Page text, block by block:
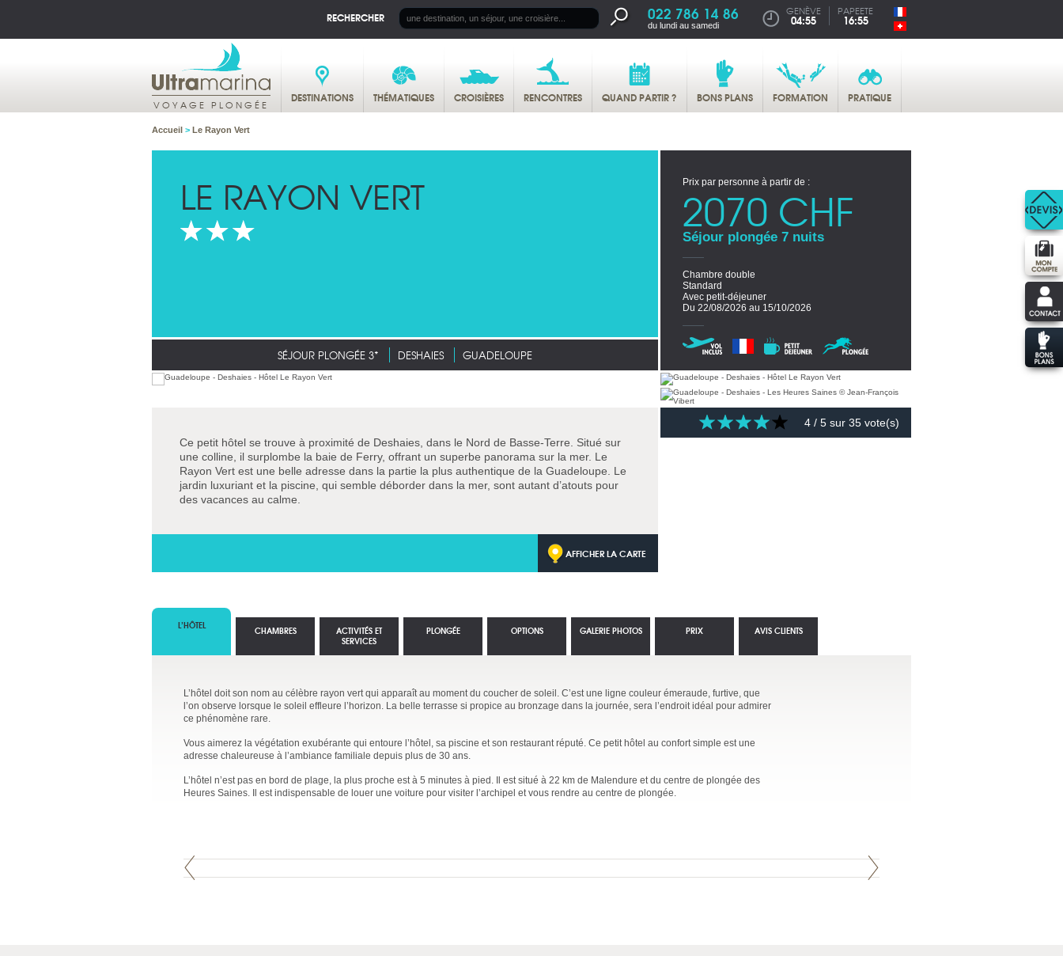
RECHERCHER 022 786 14 86
du lundi au samedi
GENÈVE
04:55
PAPEETE
16:55
VOYAGE PLONGÉE DESTINATIONS THÉMATIQUES CROISIÈRES RENCONTRES QUAND PARTIR ? BONS PLANS FORMATION PRATIQUE
Accueil > Le Rayon Vert
LE RAYON VERT
SÉJOUR PLONGÉE 3* DESHAIES GUADELOUPE
Prix par personne à partir de :
2070 CHF
Séjour plongée 7 nuits
Chambre double
Standard
Avec petit-déjeuner
Du 22/08/2026 au 15/10/2026
Ce petit hôtel se trouve à proximité de Deshaies, dans le Nord de Basse-Terre. Situé sur
une colline, il surplombe la baie de Ferry, offrant un superbe panorama sur la mer. Le
Rayon Vert est une belle adresse dans la partie la plus authentique de la Guadeloupe. Le
jardin luxuriant et la piscine, qui semble déborder dans la mer, sont autant d’atouts pour
des vacances au calme.
AFFICHER LA CARTE
4 / 5 sur 35 vote(s)
L’HÔTEL
L’hôtel doit son nom au célèbre rayon vert qui apparaît au moment du coucher de soleil. C’est une ligne couleur émeraude, furtive, que
l’on observe lorsque le soleil effleure l’horizon. La belle terrasse si propice au bronzage dans la journée, sera l’endroit idéal pour admirer
ce phénomène rare.
Vous aimerez la végétation exubérante qui entoure l’hôtel, sa piscine et son restaurant réputé. Ce petit hôtel au confort simple est une
adresse chaleureuse à l’ambiance familiale depuis plus de 30 ans.
L’hôtel n’est pas en bord de plage, la plus proche est à 5 minutes à pied. Il est situé à 22 km de Malendure et du centre de plongée des
Heures Saines. Il est indispensable de louer une voiture pour visiter l’archipel et vous rendre au centre de plongée.
CHAMBRES
ACTIVITÉS ET
SERVICES
PLONGÉE OPTIONS GALERIE PHOTOS PRIX AVIS CLIENTS